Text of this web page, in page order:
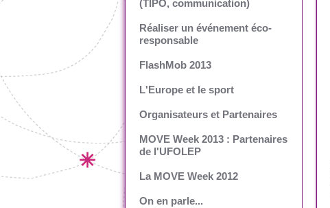
(TIPO, communication)
Réaliser un événement éco-
responsable
FlashMob 2013
L'Europe et le sport
Organisateurs et Partenaires
MOVE Week 2013 : Partenaires
de l'UFOLEP
La MOVE Week 2012
On en parle...